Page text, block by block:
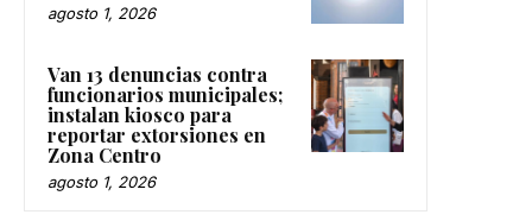
agosto 1, 2026
Van 13 denuncias contra
funcionarios municipales;
instalan kiosco para
reportar extorsiones en
Zona Centro
agosto 1, 2026